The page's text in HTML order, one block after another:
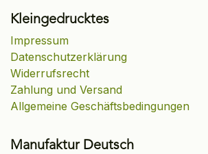
Kleingedrucktes
Impressum
Datenschutzerklärung
Widerrufsrecht
Zahlung und Versand
Allgemeine Geschäftsbedingungen
Manufaktur Deutsch